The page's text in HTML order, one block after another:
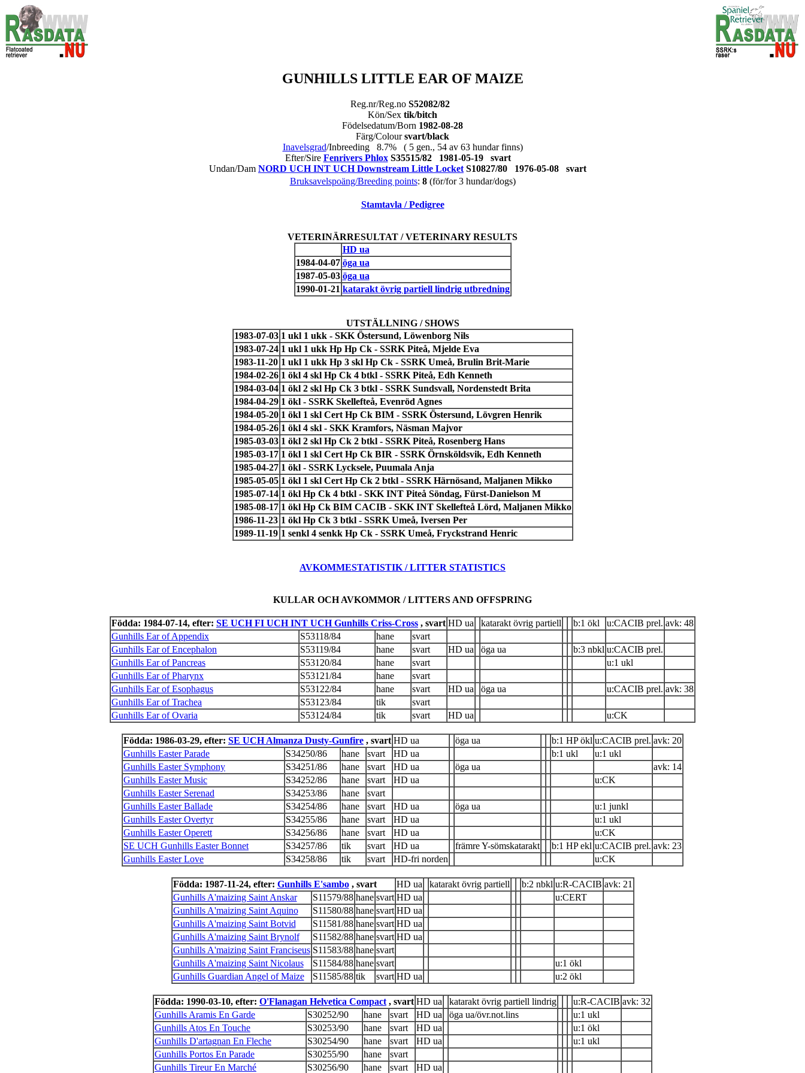
GUNHILLS LITTLE EAR OF MAIZE
Reg.nr/Reg.no S52082/82
Kön/Sex tik/bitch
Födelsedatum/Born 1982-08-28
Färg/Coloursvart/black
Inavelsgrad/Inbreeding 8.7% ( 5 gen., 54 av 63 hundar finns)
Efter/Sire Fenrivers PhloxS35515/82 1981-05-19 svart
Undan/Dam NORD UCH INT UCH Downstream Little Locket S10827/80 1976-05-08 svart
Bruksavelspoäng/Breeding points: 8(för/for 3 hundar/dogs)
Stamtavla / Pedigree
VETERINÄRRESULTAT / VETERINARY RESULTS
HD ua
1984-04-07 öga ua
1987-05-03 öga ua
1990-01-21 katarakt övrig partiell lindrig utbredning
UTSTÄLLNING / SHOWS
1983-07-03 1 ukl 1 ukk - SKK Östersund, Löwenborg Nils
1983-07-24 1 ukl 1 ukk Hp Hp Ck - SSRK Piteå, Mjelde Eva
1983-11-20 1 ukl 1 ukk Hp 3 skl Hp Ck - SSRK Umeå, Brulin Brit-Marie
1984-02-26 1 ökl 4 skl Hp Ck 4 btkl - SSRK Piteå, Edh Kenneth
1984-03-04 1 ökl 2 skl Hp Ck 3 btkl - SSRK Sundsvall, Nordenstedt Brita
1984-04-29 1 ökl - SSRK Skellefteå, Evenröd Agnes
1984-05-20 1 ökl 1 skl Cert Hp Ck BIM - SSRK Östersund, Lövgren Henrik
1984-05-26 1 ökl 4 skl - SKK Kramfors, Näsman Majvor
1985-03-03 1 ökl 2 skl Hp Ck 2 btkl - SSRK Piteå, Rosenberg Hans
1985-03-17 1 ökl 1 skl Cert Hp Ck BIR - SSRK Örnsköldsvik, Edh Kenneth
1985-04-27 1 ökl - SSRK Lycksele, Puumala Anja
1985-05-05 1 ökl 1 skl Cert Hp Ck 2 btkl - SSRK Härnösand, Maljanen Mikko
1985-07-14 1 ökl Hp Ck 4 btkl - SKK INT Piteå Söndag, Fürst-Danielson M
1985-08-17 1 ökl Hp Ck BIM CACIB - SKK INT Skellefteå Lörd, Maljanen Mikko
1986-11-23 1 ökl Hp Ck 3 btkl - SSRK Umeå, Iversen Per
1989-11-19 1 senkl 4 senkk Hp Ck - SSRK Umeå, Fryckstrand Henric
AVKOMMESTATISTIK / LITTER STATISTICS
KULLAR OCH AVKOMMOR / LITTERS AND OFFSPRING
Födda: 1984-07-14, efter: SE UCH FI UCH INT UCH Gunhills Criss-Cross , svart HD ua katarakt övrig partiell b:1 ökl u:CACIB prel. avk: 48
Gunhills Ear of Appendix
S53118/84 hane
svart
Gunhills Ear of Encephalon
S53119/84 hane svart HD ua öga ua b:3 nbkl u:CACIB prel.
Gunhills Ear of Pancreas
S53120/84 hane svart
u:1 ukl
Gunhills Ear of Pharynx
S53121/84 hane
svart
Gunhills Ear of Esophagus
S53122/84 hane svart HD ua öga ua u:CACIB prel. avk: 38
Gunhills Ear of Trachea
S53123/84 tik
svart
Gunhills Ear of Ovaria
S53124/84 tik svart HD ua u:CK
Födda: 1986-03-29, efter: SE UCH Almanza Dusty-Gunfire , svart HD ua öga ua b:1 HP ökl u:CACIB prel. avk: 20
Gunhills Easter Parade
S34250/86 hane svart HD ua b:1 ukl
u:1 ukl
Gunhills Easter Symphony
S34251/86 hane svart HD ua öga ua
avk: 14
Gunhills Easter Music
S34252/86 hane svart HD ua
u:CK
Gunhills Easter Serenad
S34253/86 hane
svart
Gunhills Easter Ballade
S34254/86 hane svart HD ua öga ua
u:1 junkl
Gunhills Easter Overtyr
S34255/86 hane svart HD ua
u:1 ukl
Gunhills Easter Operett
S34256/86 hane svart HD ua
u:CK
SE UCH Gunhills Easter Bonnet
S34257/86 tik svart HD ua främre Y-sömskatarakt b:1 HP ekl u:CACIB prel. avk: 23
Gunhills Easter Love
S34258/86 tik svart HD-fri norden u:CK
Födda: 1987-11-24, efter: Gunhills E'sambo, svart HD ua katarakt övrig partiell b:2 nbkl u:R-CACIB avk: 21
Gunhills A'maizing Saint Anskar
S11579/88 hane svart HD ua
u:CERT
Gunhills A'maizing Saint Aquino
S11580/88 hane svart HD ua
Gunhills A'maizing Saint Botvid
S11581/88 hane svart HD ua
Gunhills A'maizing Saint Brynolf
S11582/88 hane svart HD ua
Gunhills A'maizing Saint Franciseus S11583/88 hane svart
Gunhills A'maizing Saint Nicolaus
S11584/88 hane svart
u:1 ökl
Gunhills Guardian Angel of Maize
S11585/88 tik svart HD ua u:2 ökl
Födda: 1990-03-10, efter: O'Flanagan Helvetica Compact , svart HD ua katarakt övrig partiell lindrig u:R-CACIB avk: 32
Gunhills Aramis En Garde
S30252/90 hane svart HD ua öga ua/övr.not.lins
u:1 ukl
Gunhills Atos En Touche
S30253/90 hane svart HD ua
u:1 ökl
Gunhills D'artagnan En Fleche
S30254/90 hane svart HD ua
u:1 ukl
Gunhills Portos En Parade
S30255/90 hane
svart
Gunhills Tireur En Marché
S30256/90 hane svart HD ua